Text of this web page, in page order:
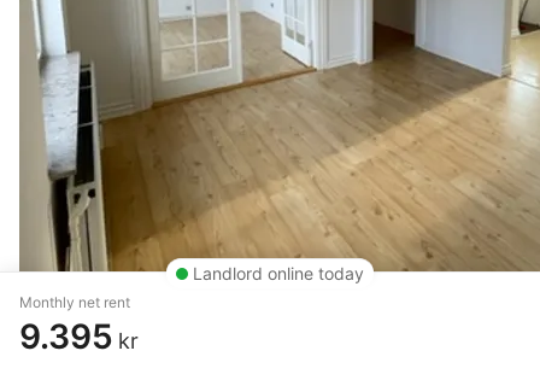
Landlord online today
Monthly net rent
9.395 kr